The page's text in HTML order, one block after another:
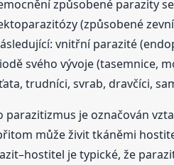
způsobené parazity
(způsobené
vnitřní parazité
svého vývoje (tasemnice,
trudníci, svrab, dravčíci,
parazitizmus je označován
může živit tkáněmi
je typické, že